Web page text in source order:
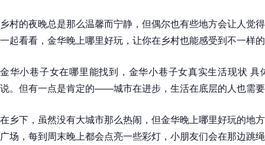
乡村的夜晚总是那么温馨而宁静，但偶尔也有些地方会让人觉
一起看看，金华晚上哪里好玩，让你在乡村也能感受到不一样
金华小巷子女在哪里能找到，金华小巷子女真实生活现状 具
说。但有一点是肯定的——城市在进步，生活在底层的人也需
在乡下，虽然没有大城市那么热闹，但金华晚上哪里好玩的地
广场，每到周末晚上都会点亮一些彩灯，小朋友们会在那边跳